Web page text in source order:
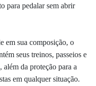
para pedalar sem abrir
em sua composição, o
seus treinos, passeios e
da proteção para a
em qualquer situação.